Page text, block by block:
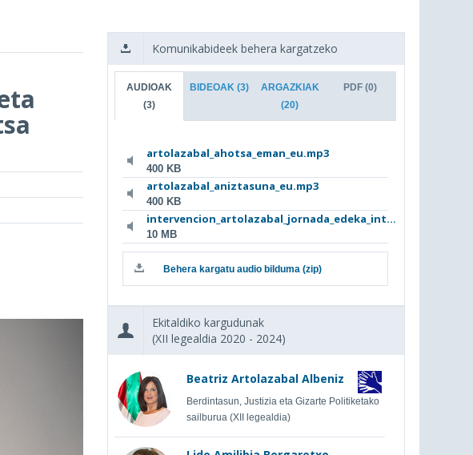
Komunikabideek behera kargatzeko
AUDIOAK
(3)
BIDEOAK (3)
ARGAZKIAK
(20)
PDF (0)
artolazabal_ahotsa_eman_eu.mp3
400 KB
artolazabal_aniztasuna_eu.mp3
400 KB
intervencion_artolazabal_jornada_edeka_int...
10 MB
Behera kargatu audio bilduma (zip)
Ekitaldiko kargudunak
(XII legealdia 2020 - 2024)
Beatriz Artolazabal Albeniz
Berdintasun, Justizia eta Gizarte Politiketako
sailburua (XII legealdia)